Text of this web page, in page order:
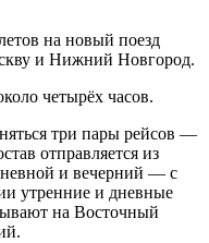
на новый поезд
и Нижний Новгород.
четырёх часов.
три пары рейсов —
отправляется из
и вечерний — с
утренние и дневные
на Восточный